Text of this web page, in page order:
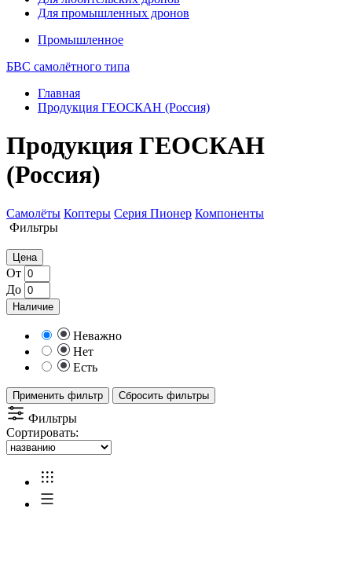
Для промышленных дронов
Промышленное
БВС самолётного типа
Главная
Продукция ГЕОСКАН (Россия)
Продукция ГЕОСКАН
(Россия)
Самолёты Коптеры Серия Пионер Компоненты
Фильтры
Цена
От
До
Наличие
Неважно
Нет
Есть
Применить фильтр Сбросить фильтры
Фильтры
Сортировать: